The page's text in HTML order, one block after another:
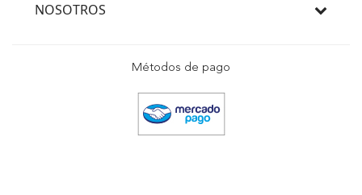
NOSOTROS
Métodos de pago